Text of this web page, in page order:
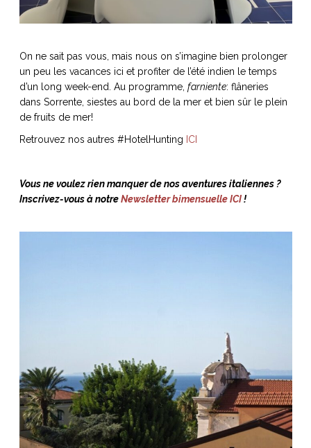
On ne sait pas vous, mais nous on s’imagine bien prolonger
un peu les vacances ici et profiter de l’été indien le temps
d’un long week-end. Au programme, farniente: flâneries
dans Sorrente, siestes au bord de la mer et bien sûr le plein
de fruits de mer!
Retrouvez nos autres #HotelHunting ICI
Vous ne voulez rien manquer de nos aventures italiennes ?
Inscrivez-vous à notreNewsletter bimensuelle ICI!